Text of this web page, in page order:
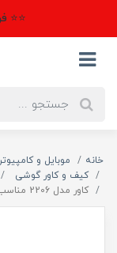
⭐⭐
خانه موبایل و
کیف و کاور گوشی
کاور مدل 2206 مناسب برای گوشی موبایل اپل Iphone 6/6S